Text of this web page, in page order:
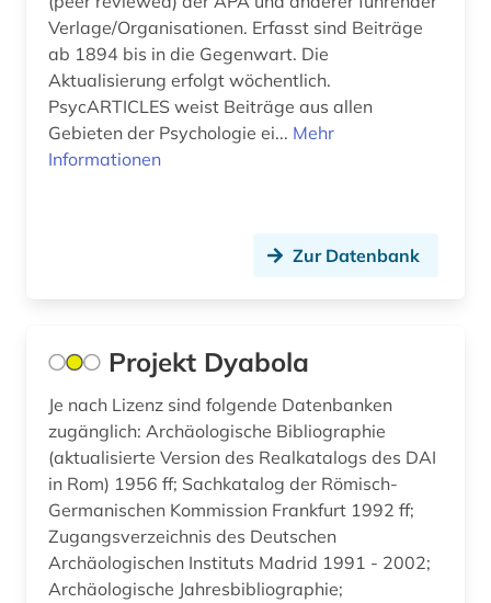
benelux (1)
benin (1)
beobachtungsstudie (1)
berliner klassik (1)
berliner nationaltheater (1)
bern (1)
beruf (1)
berufe im gesundheitswesen (1)
berufliche arbeit (1)
Verlage/Organisationen. Erfasst sind Beiträge
ab 1894 bis in die Gegenwart. Die
Aktualisierung erfolgt wöchentlich.
PsycARTICLES weist Beiträge aus allen
Gebieten der Psychologie ei... Mehr
Informationen
Zur Datenbank
Projekt Dyabola
Je nach Lizenz sind folgende Datenbanken
zugänglich: Archäologische Bibliographie
(aktualisierte Version des Realkatalogs des DAI
in Rom) 1956 ff; Sachkatalog der Römisch-
Germanischen Kommission Frankfurt 1992 ff;
Zugangsverzeichnis des Deutschen
Archäologischen Instituts Madrid 1991 - 2002;
Archäologische Jahresbibliographie;